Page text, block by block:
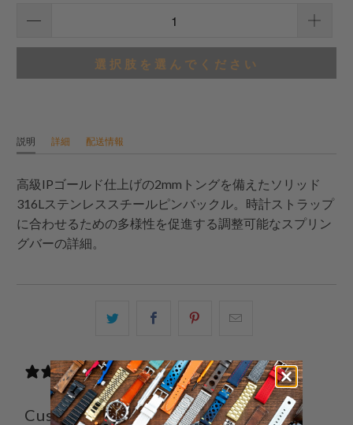
選択肢を選んでください
説明 詳細 配送情報
高級IPゴールド仕上げの2mmトングを備えたソリッド
316Lステンレススチールピンバックル。時計ストラップ
に合わせるための多様性を促進する調整可能なスプリン
グバーの詳細。
内
容
を
Twitter
Facebook
共
有
す
る
Pinterest
共
有
す
る
メ
ー
ル
を
0 reviews
Customer reviews